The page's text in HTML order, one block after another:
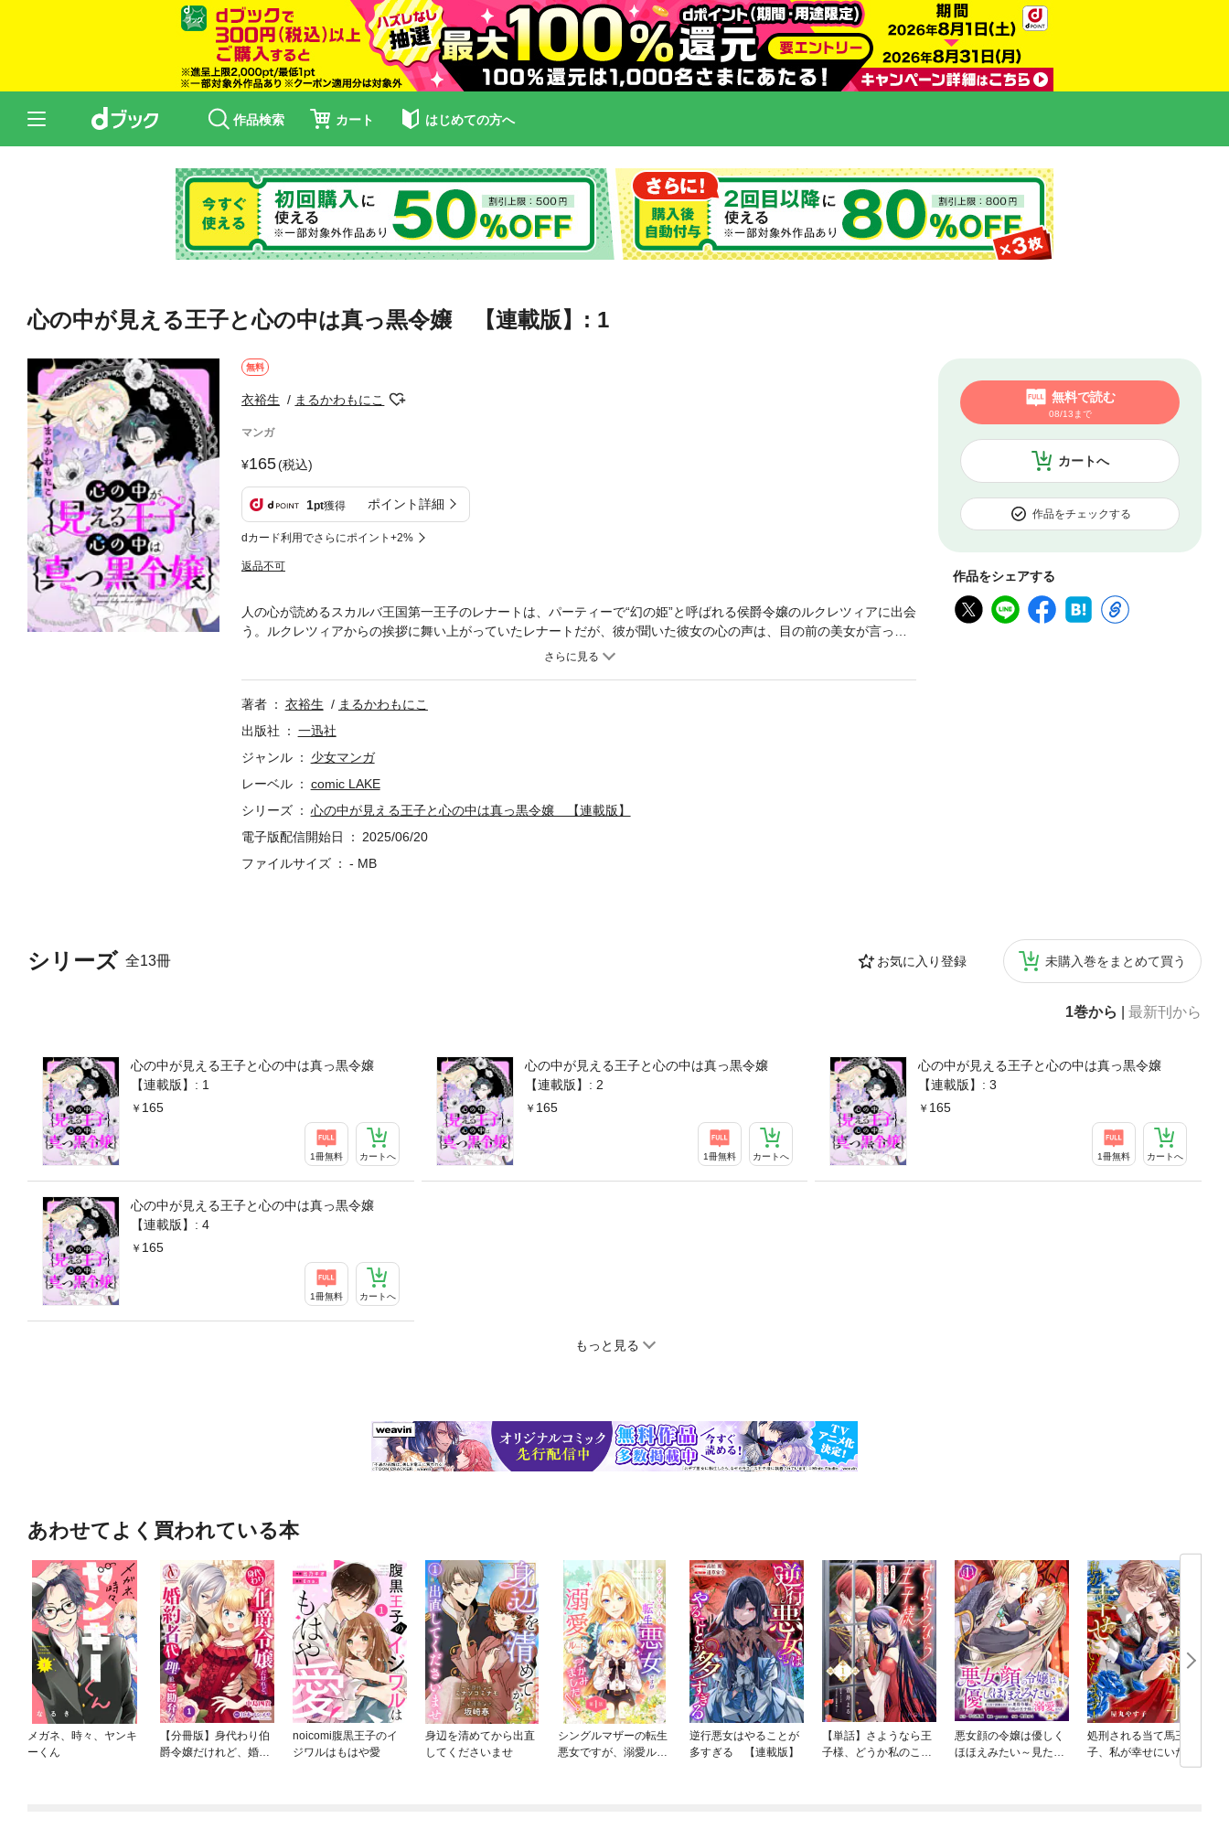
作品検索 カート はじめての方へ
心の中が見える王子と心の中は真っ黒令嬢 【連載版】: 1
無料
衣裕生 まるかわもにこ
マンガ
165(税込)
1pt獲得 ポイント詳細
dカード利用でさらにポイント+2%
返品不可
カートへ
無料で読む
08/13まで
作品をチェックする
作品をシェアする
シリーズ 全13冊 お気に入り登録 未購入巻をまとめて買う
1巻から 最新刊から
心の中が見える王子と心の中は真っ黒令嬢
【連載版】: 1
165
1冊無料 カートへ
心の中が見える王子と心の中は真っ黒令嬢
【連載版】: 2
165
1冊無料 カートへ
心の中が見える王子と心の中は真っ黒令嬢
【連載版】: 3
165
1冊無料 カートへ
心の中が見える王子と心の中は真っ黒令嬢
【連載版】: 4
165
1冊無料 カートへ
もっと見る
人の心が読めるスカルバ王国第一王子のレナートは、パーティーで“幻の姫”と呼ばれる侯爵令嬢のルクレツィアに出会
う。ルクレツィアからの挨拶に舞い上がっていたレナートだが、彼が聞いた彼女の心の声は、目の前の美女が言って
いるとは到底思えない言葉であった…誰にも言えない秘密がある2人の焦れキュンラブコメストーリーが始まる――
著者
衣裕生
まるかわもにこ
出版社
一迅社
ジャンル
少女マンガ
レーベル
comic LAKE
シリーズ
心の中が見える王子と心の中は真っ黒令嬢 【連載版】
電子版配信開始日
2025/06/20
ファイルサイズ
- MB
あわせてよく買われている本
メガネ、時々、ヤンキ
ーくん
【分冊版】身代わり伯
爵令嬢だけれど、婚約
noicomi腹黒王子のイ
ジワルはもはや愛
身辺を清めてから出直
してくださいませ
シングルマザーの転生
悪女ですが、溺愛ルー
逆行悪女はやることが
多すぎる 【連載版】
【単話】さようなら王
子様、どうか私のこと
悪女顔の令嬢は優しく
ほほえみたい～見た目
処刑される当て馬王
子、私が幸せにいたし